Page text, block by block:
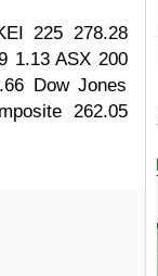
225 278.28
1.13 ASX 200
Dow Jones
262.05